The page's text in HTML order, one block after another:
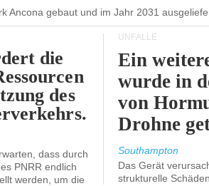
Ancona gebaut und im Jahr 2031
die
des
dass durch
PNRR endlich
werden, um die
UNFÄLLE
Ein
wurde in
von
Drohne
Southampton
Das Gerät
strukturelle